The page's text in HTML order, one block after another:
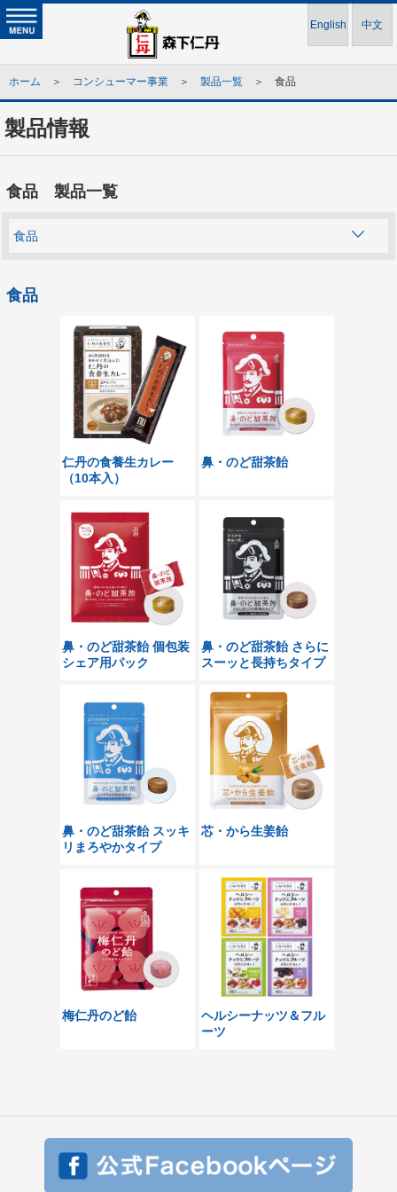
English 中文
ホーム ＞ コンシューマー事業 ＞ 製品一覧 ＞ 食品
製品情報
食品 製品一覧
食品
食品
仁丹の食養生カレー
（10本入）
鼻・のど甜茶飴
鼻・のど甜茶飴 個包装
シェア用パック
鼻・のど甜茶飴 さらに
スーッと長持ちタイプ
鼻・のど甜茶飴 スッキ
リまろやかタイプ
芯・から生姜飴
梅仁丹のど飴
ヘルシーナッツ＆フル
ーツ